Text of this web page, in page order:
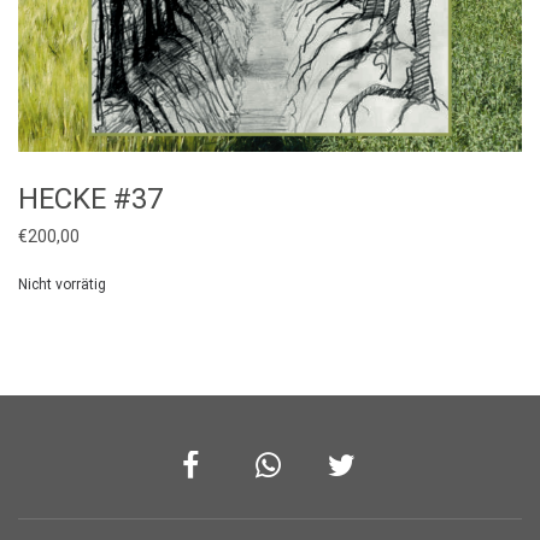
HECKE #37
€200,00
Nicht vorrätig
Facebook Whatsapp